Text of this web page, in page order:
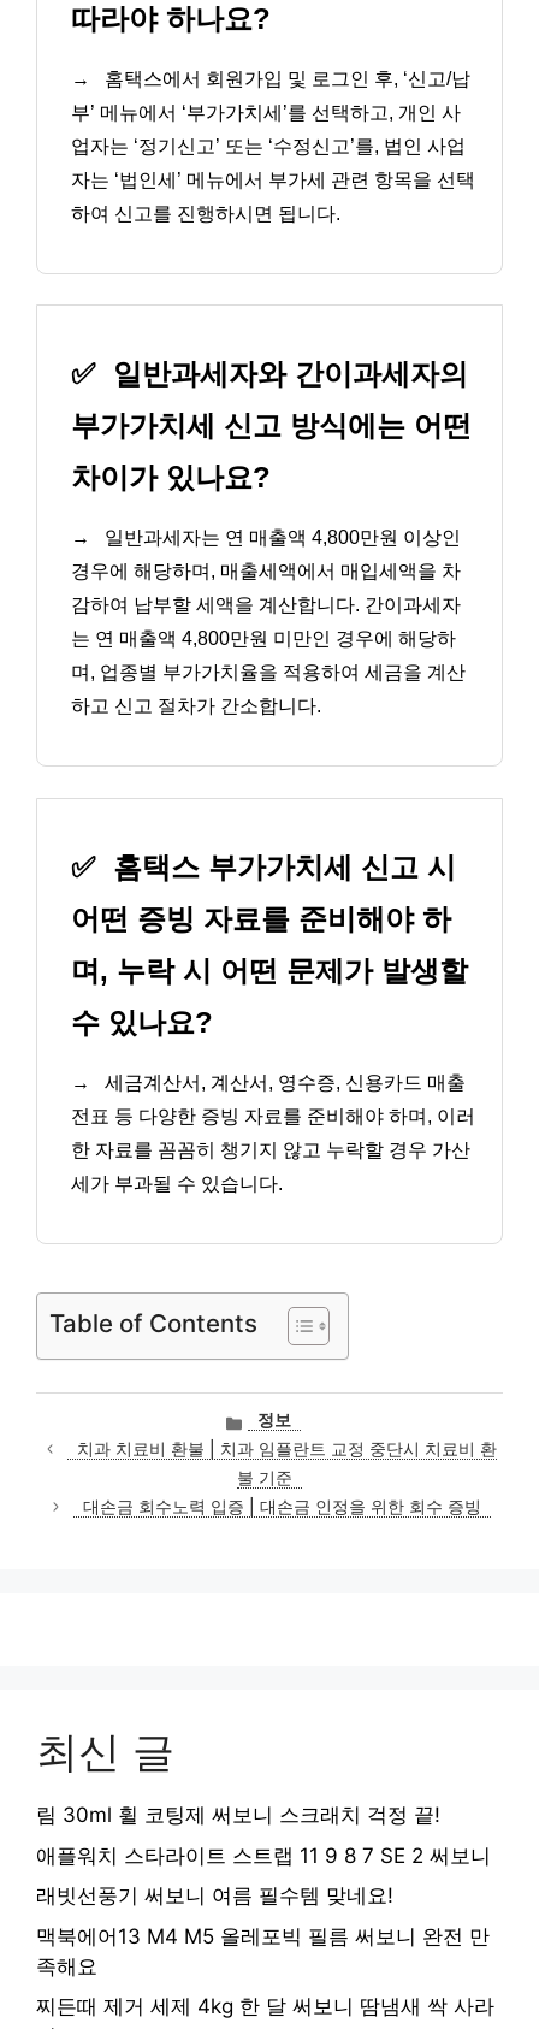
따라야 하나요?
→
홈택스에서 회원가입 및 로그인 후, ‘신고/납
부’ 메뉴에서 ‘부가가치세’를 선택하고, 개인 사
업자는 ‘정기신고’ 또는 ‘수정신고’를, 법인 사업
자는 ‘법인세’ 메뉴에서 부가세 관련 항목을 선택
하여 신고를 진행하시면 됩니다.
✅
일반과세자와 간이과세자의
부가가치세 신고 방식에는 어떤
차이가 있나요?
→
일반과세자는 연 매출액 4,800만원 이상인
경우에 해당하며, 매출세액에서 매입세액을 차
감하여 납부할 세액을 계산합니다. 간이과세자
는 연 매출액 4,800만원 미만인 경우에 해당하
며, 업종별 부가가치율을 적용하여 세금을 계산
하고 신고 절차가 간소합니다.
✅ 홈택스 부가가치세 신고 시
어떤 증빙 자료를 준비해야 하
며, 누락 시 어떤 문제가 발생할
수 있나요?
→
세금계산서, 계산서, 영수증, 신용카드 매출
전표 등 다양한 증빙 자료를 준비해야 하며, 이러
한 자료를 꼼꼼히 챙기지 않고 누락할 경우 가산
세가 부과될 수 있습니다.
Table of Contents
카
테
고
리
정보
치과 치료비 환불 | 치과 임플란트 교정 중단시 치료비 환
불 기준
대손금 회수노력 입증 | 대손금 인정을 위한 회수 증빙
최신 글
림 30ml 휠 코팅제 써보니 스크래치 걱정 끝!
애플워치 스타라이트 스트랩 11 9 8 7 SE 2 써보니
래빗선풍기 써보니 여름 필수템 맞네요!
맥북에어13 M4 M5 올레포빅 필름 써보니 완전 만
족해요
찌든때 제거 세제 4kg 한 달 써보니 땀냄새 싹 사라